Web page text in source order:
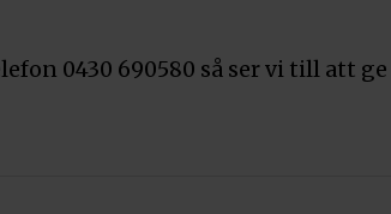
0430 690580 så ser vi till att